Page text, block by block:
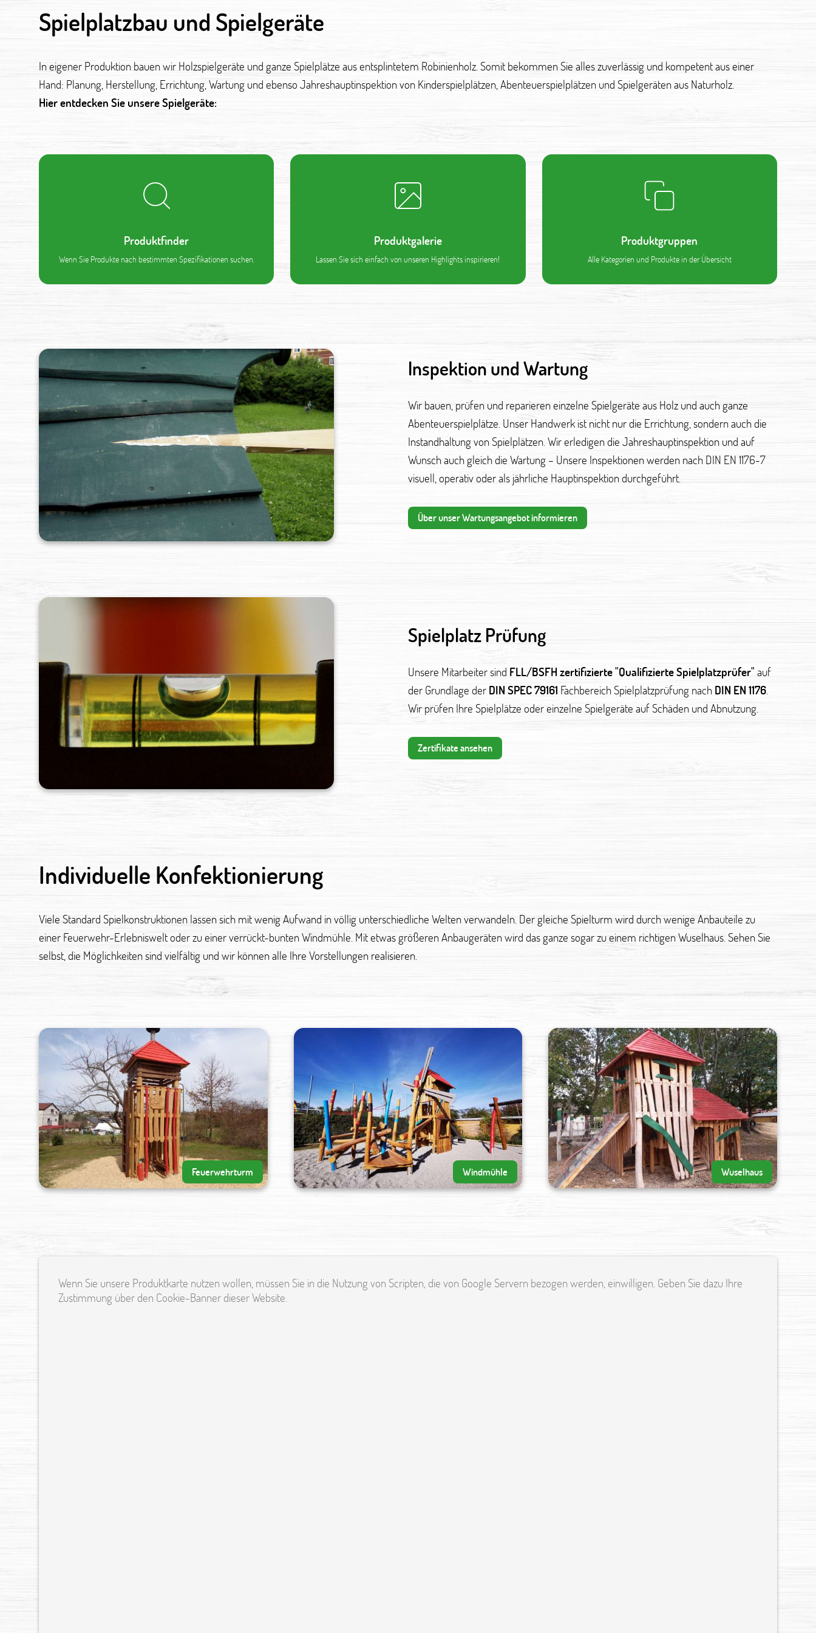
Spielplatzbau und Spielgeräte
In eigener Produktion bauen wir Holzspielgeräte und ganze Spielplätze aus entsplintetem Robinienholz. Somit bekommen Sie alles zuverlässig und kompetent aus einer
Hand: Planung, Herstellung, Errichtung, Wartung und ebenso Jahreshauptinspektion von Kinderspielplätzen, Abenteuerspielplätzen und Spielgeräten aus Naturholz.
Hier entdecken Sie unsere Spielgeräte:
Produktfinder
Wenn Sie Produkte nach bestimmten Spezifikationen suchen.
Produktgalerie
Lassen Sie sich einfach von unseren Highlights inspirieren!
Produktgruppen
Alle Kategorien und Produkte in der Übersicht
Inspektion und Wartung
Wir bauen, prüfen und reparieren einzelne Spielgeräte aus Holz und auch ganze
Abenteuerspielplätze. Unser Handwerk ist nicht nur die Errichtung, sondern auch die
Instandhaltung von Spielplätzen. Wir erledigen die Jahreshauptinspektion und auf
Wunsch auch gleich die Wartung – Unsere Inspektionen werden nach DIN EN 1176-7
visuell, operativ oder als jährliche Hauptinspektion durchgeführt.
Über unser Wartungsangebot informieren
Spielplatz Prüfung
Unsere Mitarbeiter sind FLL/BSFH zertifizierte "Qualifizierte Spielplatzprüfer" auf
der Grundlage der DIN SPEC 79161 Fachbereich Spielplatzprüfung nach DIN EN 1176.
Wir prüfen Ihre Spielplätze oder einzelne Spielgeräte auf Schäden und Abnutzung.
Zertifikate ansehen
Individuelle Konfektionierung
Viele Standard Spielkonstruktionen lassen sich mit wenig Aufwand in völlig unterschiedliche Welten verwandeln. Der gleiche Spielturm wird durch wenige Anbauteile zu
einer Feuerwehr-Erlebniswelt oder zu einer verrückt-bunten Windmühle. Mit etwas größeren Anbaugeräten wird das ganze sogar zu einem richtigen Wuselhaus. Sehen Sie
selbst, die Möglichkeiten sind vielfältig und wir können alle Ihre Vorstellungen realisieren.
Feuerwehrturm Windmühle Wuselhaus
Wenn Sie unsere Produktkarte nutzen wollen, müssen Sie in die Nutzung von Scripten, die von Google Servern bezogen werden, einwilligen. Geben Sie dazu Ihre
Zustimmung über den Cookie-Banner dieser Website.